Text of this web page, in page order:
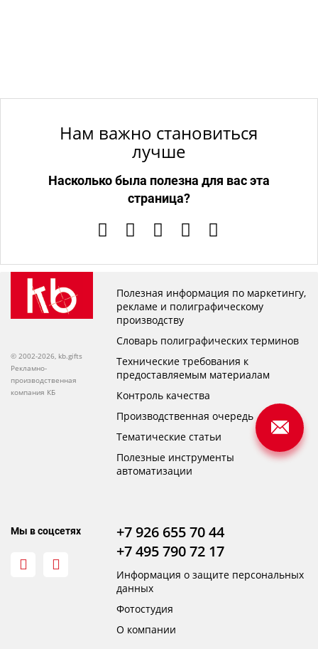
Нам важно становиться
лучше
Насколько была полезна для вас эта
страница?
© 2002-2026, kb.gifts
Рекламно-
производственная
компания КБ
Полезная информация по маркетингу,
рекламе и полиграфическому
производству
Словарь полиграфических терминов
Технические требования к
предоставляемым материалам
Контроль качества
Производственная очередь
Тематические статьи
Полезные инструменты
автоматизации
Мы в соцсетях
+7 926 655 70 44
+7 495 790 72 17
Информация о защите персональных
данных
Фотостудия
О компании